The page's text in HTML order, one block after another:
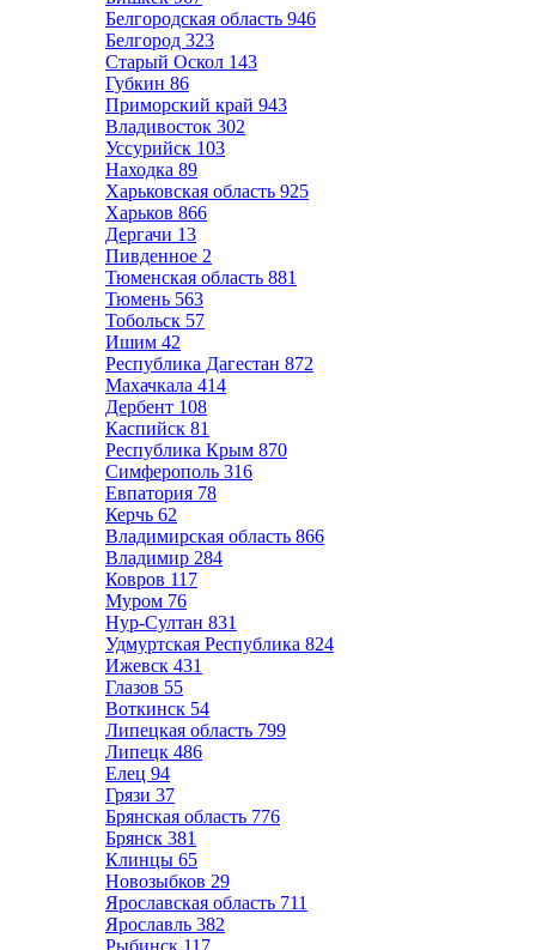
Белгородская область 946
Белгород 323
Старый Оскол 143
Губкин 86
Приморский край 943
Владивосток 302
Уссурийск 103
Находка 89
Харьковская область 925
Харьков 866
Дергачи 13
Пивденное 2
Тюменская область 881
Тюмень 563
Тобольск 57
Ишим 42
Республика Дагестан 872
Махачкала 414
Дербент 108
Каспийск 81
Республика Крым 870
Симферополь 316
Евпатория 78
Керчь 62
Владимирская область 866
Владимир 284
Ковров 117
Муром 76
Нур-Султан 831
Удмуртская Республика 824
Ижевск 431
Глазов 55
Воткинск 54
Липецкая область 799
Липецк 486
Елец 94
Грязи 37
Брянская область 776
Брянск 381
Клинцы 65
Новозыбков 29
Ярославская область 711
Ярославль 382
Рыбинск 117